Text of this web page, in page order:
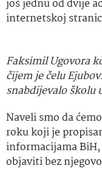
još jednu od dvije
internetskoj
Faksimil Ugovora
čijem je čelu
snabdijevalo školu
Naveli smo da
roku koji je
informacijama
objaviti bez